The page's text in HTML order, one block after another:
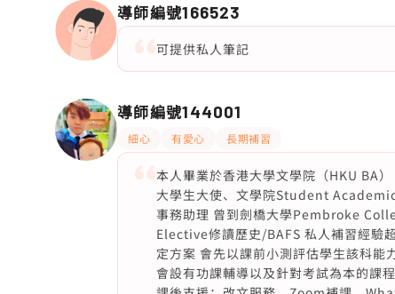
導師編號166523
可提供私人筆記
導師編號144001
細心 有愛心 長期補習
本人畢業於香港大學文學院（HKU BA
大學生大使、文學院Student
事務助理 曾到劍橋大學Pembroke
Elective修讀歷史/BAFS 私人補習經驗
定方案 會先以課前小測評估學生該科能
會設有功課輔導以及針對考試為本的課